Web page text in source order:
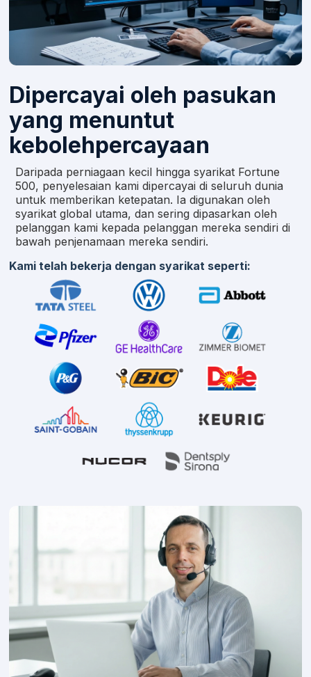
Dipercayai oleh pasukan
yang menuntut
kebolehpercayaan
Daripada perniagaan kecil hingga syarikat Fortune
500, penyelesaian kami dipercayai di seluruh dunia
untuk memberikan ketepatan. Ia digunakan oleh
syarikat global utama, dan sering dipasarkan oleh
pelanggan kami kepada pelanggan mereka sendiri di
bawah penjenamaan mereka sendiri.
Kami telah bekerja dengan syarikat seperti: